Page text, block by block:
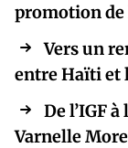
promotion de
Vers un
entre Haïti et
De l’IGF
Varnelle